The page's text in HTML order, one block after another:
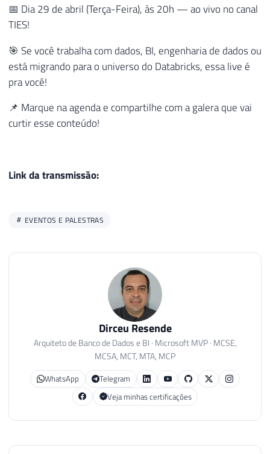
📅 Dia 29 de abril (Terça-Feira), às 20h — ao vivo no canal
TIES!
🎯 Se você trabalha com dados, BI, engenharia de dados ou
está migrando para o universo do Databricks, essa live é
pra você!
📌 Marque na agenda e compartilhe com a galera que vai
curtir esse conteúdo!
Link da transmissão:
EVENTOS E PALESTRAS
Dirceu Resende
Arquiteto de Banco de Dados e BI · Microsoft MVP · MCSE,
MCSA, MCT, MTA, MCP
WhatsApp
Telegram
Veja minhas certificações